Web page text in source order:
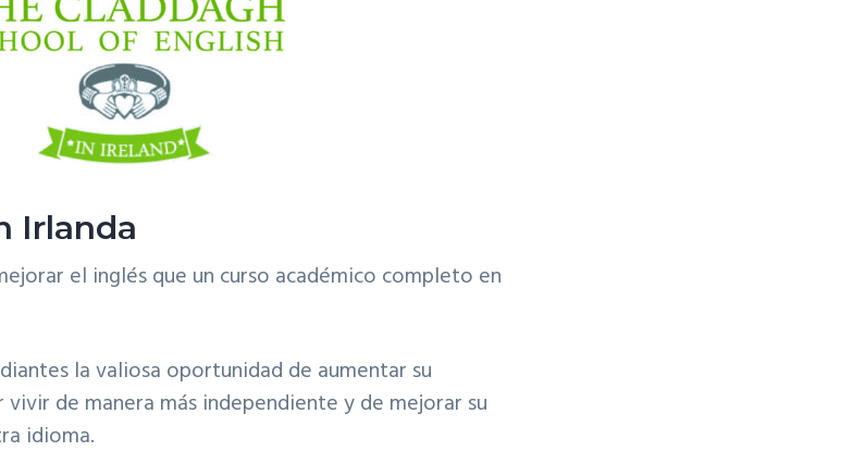
Irlanda
el inglés que un curso académico completo en
la valiosa oportunidad de aumentar su
de manera más independiente y de mejorar su
idioma.